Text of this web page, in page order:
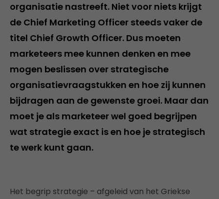
organisatie nastreeft. Niet voor niets krijgt
de Chief Marketing Officer steeds vaker de
titel Chief Growth Officer. Dus moeten
marketeers mee kunnen denken en mee
mogen beslissen over strategische
organisatievraagstukken en hoe zij kunnen
bijdragen aan de gewenste groei. Maar dan
moet je als marketeer wel goed begrijpen
wat strategie exact is en hoe je strategisch
te werk kunt gaan.
Het begrip strategie – afgeleid van het Griekse